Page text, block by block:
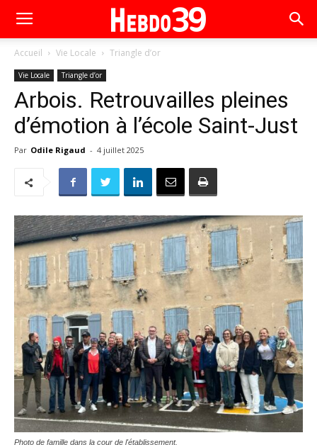
Accueil Vie Locale Triangle d’or
Vie Locale Triangle d’or
Arbois. Retrouvailles pleines
d’émotion à l’école Saint-Just
Par Odile Rigaud - 4 juillet 2025
Photo de famille dans la cour de l'établissement.